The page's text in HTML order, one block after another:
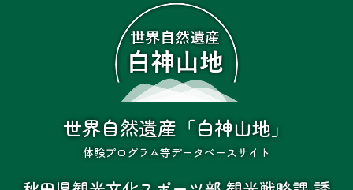
世界自然遺産「白神山地」
体験プログラム等データベースサイト